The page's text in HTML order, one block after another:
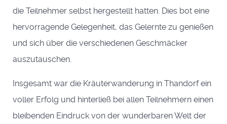
die Teilnehmer selbst hergestellt hatten. Dies bot eine
hervorragende Gelegenheit, das Gelernte zu genießen
und sich über die verschiedenen Geschmäcker
auszutauschen.
Insgesamt war die Kräuterwanderung in Thandorf ein
voller Erfolg und hinterließ bei allen Teilnehmern einen
bleibenden Eindruck von der wunderbaren Welt der